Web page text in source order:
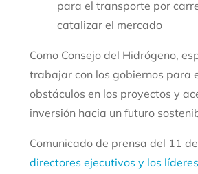
para el transporte por
catalizar el mercado
Como Consejo del Hidrógeno,
trabajar con los gobiernos para
obstáculos en los proyectos y
inversión hacia un futuro
Comunicado de prensa del 11
directores ejecutivos y los